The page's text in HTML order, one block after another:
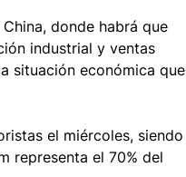
donde habrá que
industrial y ventas
situación económica que
el miércoles, siendo
representa el 70% del